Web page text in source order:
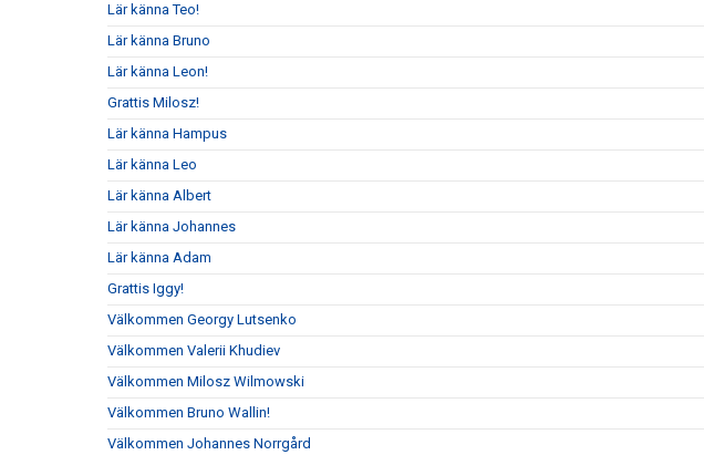
Lär känna Teo!
Lär känna Bruno
Lär känna Leon!
Grattis Milosz!
Lär känna Hampus
Lär känna Leo
Lär känna Albert
Lär känna Johannes
Lär känna Adam
Grattis Iggy!
Välkommen Georgy Lutsenko
Välkommen Valerii Khudiev
Välkommen Milosz Wilmowski
Välkommen Bruno Wallin!
Välkommen Johannes Norrgård